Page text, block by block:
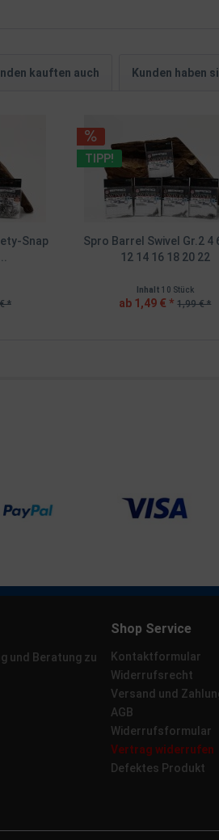
kauften auch Kunden haben
Snap
*
TIPP!
Spro Barrel Swivel Gr.2 4
12 14 16 18 20 22
Inhalt 10 Stück
ab 1,49 € * 1,99 € *
und Beratung zu
Shop Service
Kontaktformular
Widerrufsrecht
Versand und
AGB
Widerrufsformular
Vertrag widerrufen
Defektes Produkt